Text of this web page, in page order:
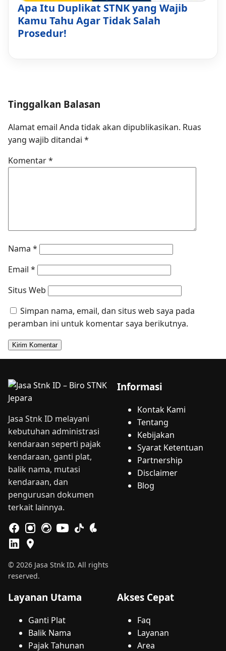
Apa Itu Duplikat STNK yang Wajib
Kamu Tahu Agar Tidak Salah
Prosedur!
Tinggalkan Balasan
Alamat email Anda tidak akan dipublikasikan. Ruas
yang wajib ditandai *
Komentar*
Nama *
Email *
Situs Web
Simpan nama, email, dan situs web saya pada
peramban ini untuk komentar saya berikutnya.
Jasa Stnk ID melayani
kebutuhan administrasi
kendaraan seperti pajak
kendaraan, ganti plat,
balik nama, mutasi
kendaraan, dan
pengurusan dokumen
terkait lainnya.
© 2026 Jasa Stnk ID. All rights
reserved.
Informasi
Kontak Kami
Tentang
Kebijakan
Syarat Ketentuan
Partnership
Disclaimer
Blog
Layanan Utama
Ganti Plat
Balik Nama
Pajak Tahunan
Akses Cepat
Faq
Layanan
Area